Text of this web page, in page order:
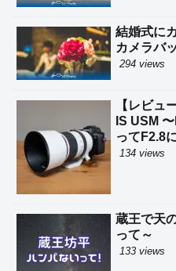
結婚式に
カメラバ
294 views
【レビュ
IS USM
ってF2.8
134 views
蔵王で天
って～
133 views